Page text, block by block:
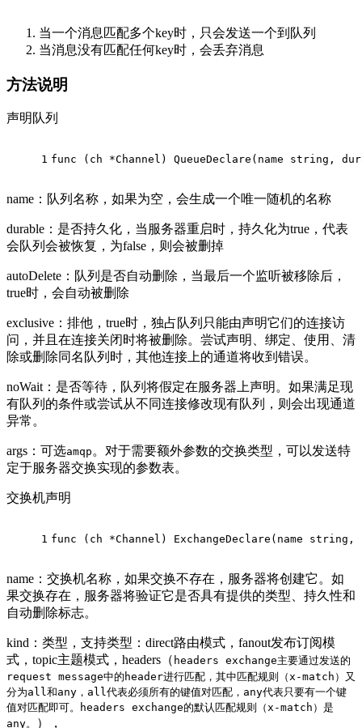
当一个消息匹配多个key时，只会发送一个到队列
当消息没有匹配任何key时，会丢弃消息
方法说明
声明队列
1 func (ch *Channel) QueueDeclare(name string ,
name：队列名称，如果为空，会生成一个唯一随机的名称
durable：是否持久化，当服务器重启时，持久化为true，代表
会队列会被恢复，为false，则会被删掉
autoDelete：队列是否自动删除，当最后一个监听被移除后，
true时，会自动被删除
exclusive：排他，true时，独占队列只能由声明它们的连接访
问，并且在连接关闭时将被删除。尝试声明、绑定、使用、清
除或删除同名队列时，其他连接上的通道将收到错误。
noWait：是否等待，队列将假定在服务器上声明。如果满足现
有队列的条件或尝试从不同连接修改现有队列，则会出现通道
异常。
args：可选amqp 。对于需要额外参数的交换类型，可以发送特
定于服务器交换实现的参数表。
交换机声明
1 func (ch *Channel) ExchangeDeclare(name string ,
name：交换机名称，如果交换不存在，服务器将创建它。如
果交换存在，服务器将验证它是否具有提供的类型、持久性和
自动删除标志。
kind：类型，支持类型：direct路由模式，fanout发布订阅模
式，topic主题模式，headers（ headers exchange主要通过发送的
request message中的header进行匹配，其中匹配规则（x-match）又
分为all和any，all代表必须所有的键值对匹配，any代表只要有一个键
值对匹配即可。headers exchange的默认匹配规则（x-match）是
any。
），